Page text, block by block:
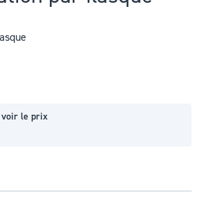
voir le prix